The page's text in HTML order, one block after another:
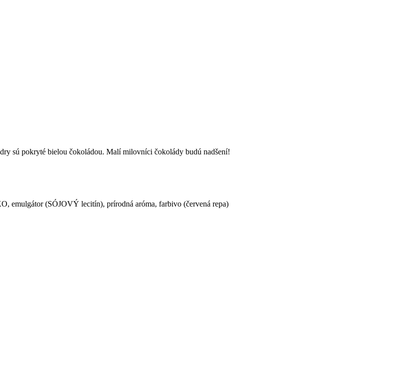
sú pokryté bielou čokoládou. Malí milovníci čokolády budú nadšení!
emulgátor (SÓJOVÝ lecitín), prírodná aróma, farbivo (červená repa)